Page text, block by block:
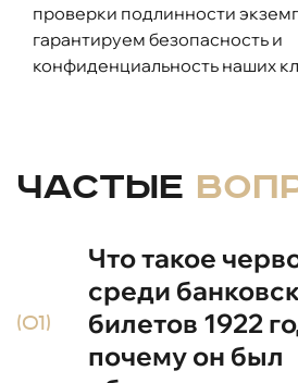
проверки подлинности
гарантируем безопасность и
конфиденциальность наших
Частые
(01)
Что такое
среди
билетов 1922
почему он был